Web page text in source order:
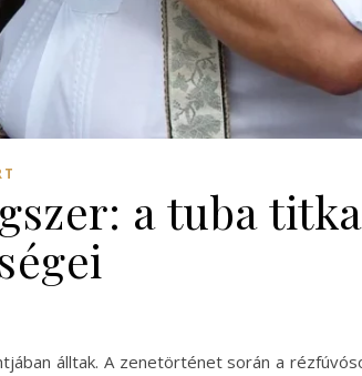
a tuba
álltak. A zenetörténet során a